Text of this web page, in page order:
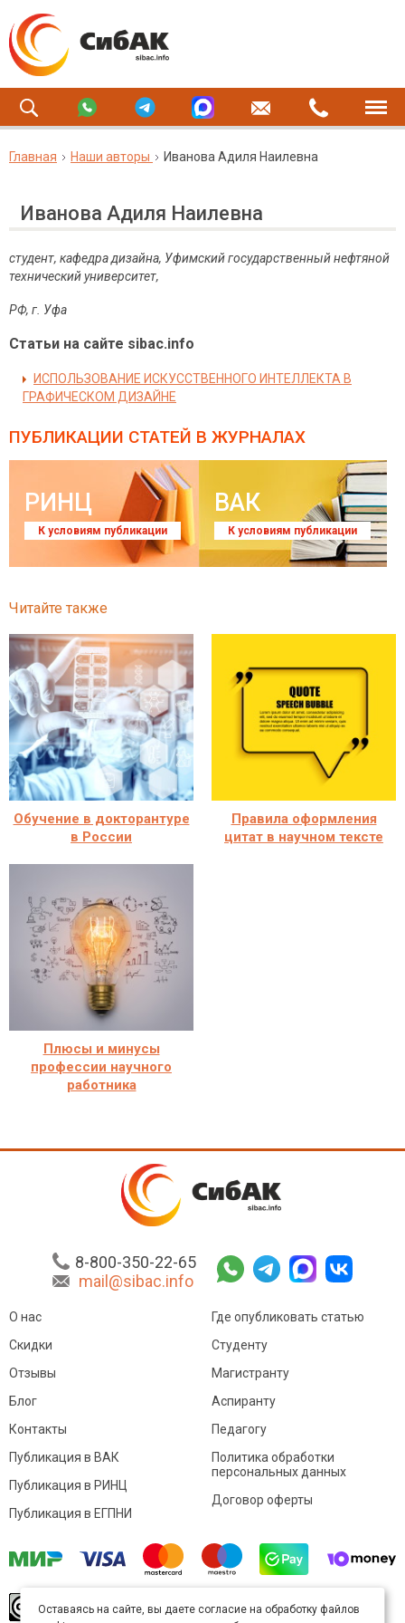
Главная Наши авторы Иванова Адиля Наилевна
Иванова Адиля Наилевна
студент, кафедрадизайна, Уфимский государственный нефтяной
технический университет,
РФ, г. Уфа
Статьи на сайте sibac.info
ИСПОЛЬЗОВАНИЕ ИСКУССТВЕННОГО ИНТЕЛЛЕКТА В
ГРАФИЧЕСКОМ ДИЗАЙНЕ
ПУБЛИКАЦИИ СТАТЕЙ В ЖУРНАЛАХ
РИНЦ
К условиям публикации
ВАК
К условиям публикации
Читайте также
Обучение в докторантуре
в России
Правила оформления
цитат в научном тексте
Плюсы и минусы
профессии научного
работника
8-800-350-22-65
mail@sibac.info
О нас
Скидки
Отзывы
Блог
Контакты
Где опубликовать статью
Студенту
Магистранту
Аспиранту
Педагогу
Публикация в ВАК
Публикация в РИНЦ
Публикация в ЕГПНИ
Политика обработки
персональных данных
Договор оферты
произведение доступно полицензии Creative
Оставаясь на сайте, вы даете согласие на обработку файлов